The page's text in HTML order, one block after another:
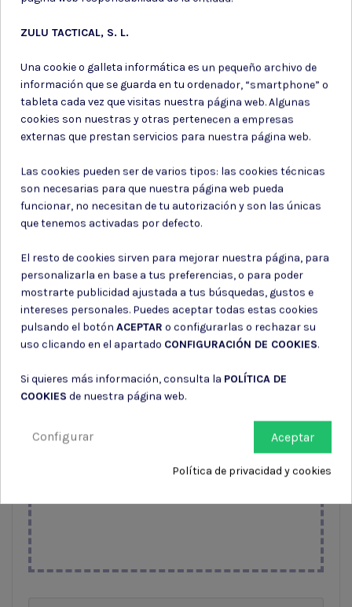
CARABINA CALIBRE 5.5 DECORADA CAMUFLAJE
Subir DNI
Para tramitar tu compra, es
Esto nos permite verificar que eres
mayor de edad y cumplir con la
normativa vigente. Asegúrate de que
la imagen sea clara y legible. Tus
datos serán tratados con la máxima
seguridad.
Arrastre y suelte archivos aquí.
Tamaño máximo de archivo: 5120KB
Subir archivo
ZULU TACTICAL, S. L.
Una cookie o galleta informática es un pequeño archivo de
información que se guarda en tu ordenador, “smartphone” o
tableta cada vez que visitas nuestra página web. Algunas
cookies son nuestras y otras pertenecen a empresas
externas que prestan servicios para nuestra página web.
Las cookies pueden ser de varios tipos: las cookies técnicas
son necesarias para que nuestra página web pueda
funcionar, no necesitan de tu autorización y son las únicas
que tenemos activadas por defecto.
El resto de cookies sirven para mejorar nuestra página, para
personalizarla en base a tus preferencias, o para poder
mostrarte publicidad ajustada a tus búsquedas, gustos e
intereses personales. Puedes aceptar todas estas cookies
pulsando el botón ACEPTAR o configurarlas o rechazar su
uso clicando en el apartado CONFIGURACIÓN DE COOKIES.
Si quieres más información, consulta la POLÍTICA DE
COOKIES de nuestra página web.
Aceptar
Configurar
Política de privacidad y cookies